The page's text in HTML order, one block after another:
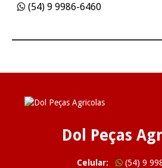
(54) 9 9986-6460
Dol Peças
Celular:
(54) 9